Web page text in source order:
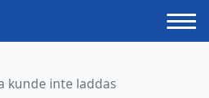
kunde inte laddas